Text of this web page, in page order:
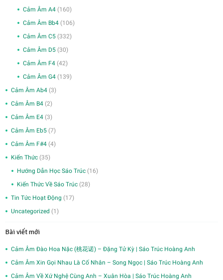
Cảm Âm A4 (160)
Cảm Âm Bb4 (106)
Cảm Âm C5 (332)
Cảm Âm D5 (30)
Cảm Âm F4 (42)
Cảm Âm G4 (139)
Cảm Âm Ab4 (3)
Cảm Âm B4 (2)
Cảm Âm E4 (3)
Cảm Âm Eb5 (7)
Cảm Âm F#4 (4)
Kiến Thức (35)
Hướng Dẫn Học Sáo Trúc (16)
Kiến Thức Về Sáo Trúc (28)
Tin Tức Hoạt Động (17)
Uncategorized (1)
Bài viết mới
Cảm Âm Đào Hoa Nặc (桃花诺) – Đặng Tử Kỳ | Sáo Trúc Hoàng Anh
Cảm Âm Xin Gọi Nhau Là Cố Nhân – Song Ngọc | Sáo Trúc Hoàng Anh
Cảm Âm Về Xứ Nghệ Cùng Anh – Xuân Hòa | Sáo Trúc Hoàng Anh